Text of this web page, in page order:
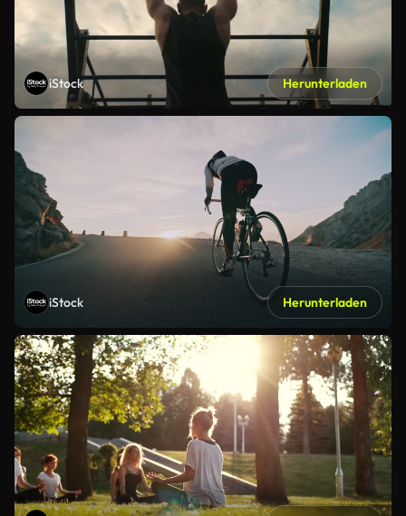
iStock Herunterladen
iStock Herunterladen